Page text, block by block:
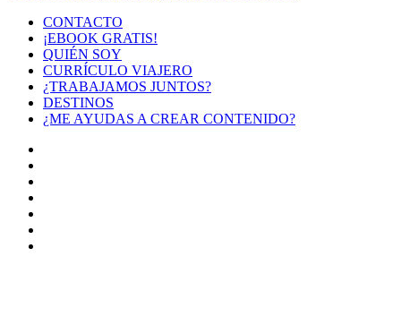
CONTACTO
¡EBOOK GRATIS!
QUIÉN SOY
CURRÍCULO VIAJERO
¿TRABAJAMOS JUNTOS?
DESTINOS
¿ME AYUDAS A CREAR CONTENIDO?